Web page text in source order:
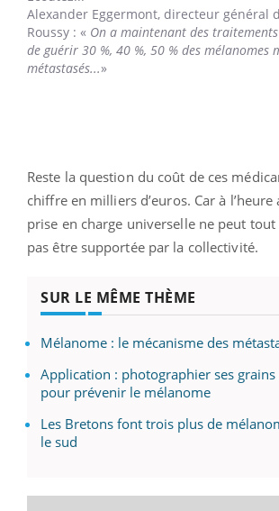
Alexander Eggermont, directeur général
Roussy : « On a maintenant des
de guérir 30 %, 40 %, 50 % des mélanomes
métastasés...»
Reste la question du coût de ces
chiffre en milliers d’euros. Car à
prise en charge universelle ne peut
pas être supportée par la collectivité.
SUR LE MÊME THÈME
Mélanome : le mécanisme des
Application : photographier ses grains
pour prévenir le mélanome
Les Bretons font trois plus de
le sud